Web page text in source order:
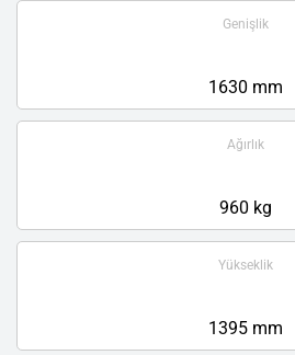
Genişlik
1630 mm
Ağırlık
960 kg
Yükseklik
1395 mm